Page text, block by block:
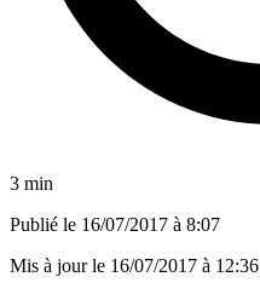
3 min
Publié le 16/07/2017 à 8:07
Mis à jour le 16/07/2017 à 12:36